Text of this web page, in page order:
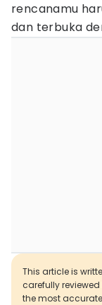
rencanamu
dan terbuka
This article is
carefully
the most